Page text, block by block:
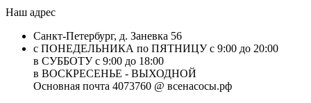
Наш адрес
Санкт-Петербург, д. Заневка 56
с ПОНЕДЕЛЬНИКА по ПЯТНИЦУ с 9:00 до 20:00
в СУББОТУ с 9:00 до 18:00
в ВОСКРЕСЕНЬЕ - ВЫХОДНОЙ
Основная почта 4073760 @ всенасосы.рф